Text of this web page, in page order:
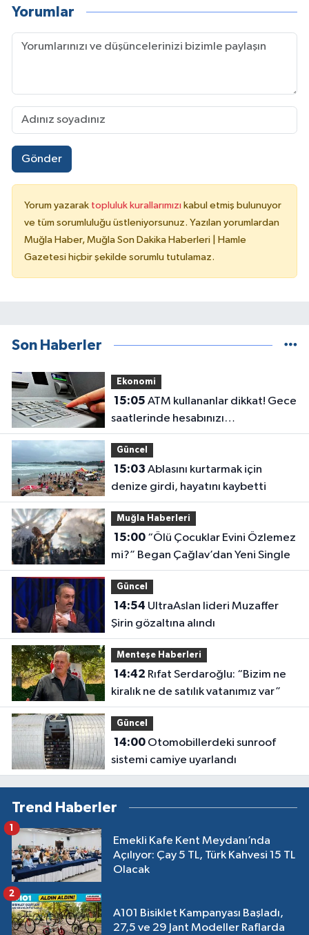
Yorumlar
Gönder
Yorum yazarak topluluk kurallarımızı kabul etmiş bulunuyor
ve tüm sorumluluğu üstleniyorsunuz. Yazılan yorumlardan
Muğla Haber, Muğla Son Dakika Haberleri | Hamle
Gazetesi hiçbir şekilde sorumlu tutulamaz.
Son Haberler
Ekonomi
15:05
saatlerinde hesabınızı
boşaltabilirler
Güncel
15:03
denize girdi, hayatını kaybetti
Muğla Haberleri
15:00“Ölü Çocuklar Evini Özlemez
mi?” Began Çağlav’dan Yeni Single
Güncel
14:54
Şirin gözaltına alındı
Menteşe Haberleri
14:42
kiralık ne de satılık vatanımız var”
Güncel
14:00Otomobillerdeki sunroof
sistemi camiye uyarlandı
Trend Haberler
Emekli Kafe Kent Meydanı’nda
Açılıyor: Çay 5 TL, Türk Kahvesi 15 TL
Olacak
1
A101 Bisiklet Kampanyası Başladı,
27,5 ve 29 Jant Modeller Raflarda
2